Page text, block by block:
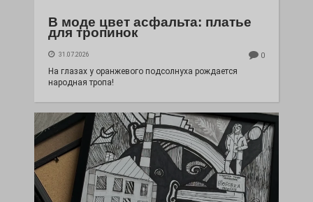
В моде цвет асфальта: платье
для тропинок
31.07.2026 0
На глазах у оранжевого подсолнуха рождается
народная тропа!